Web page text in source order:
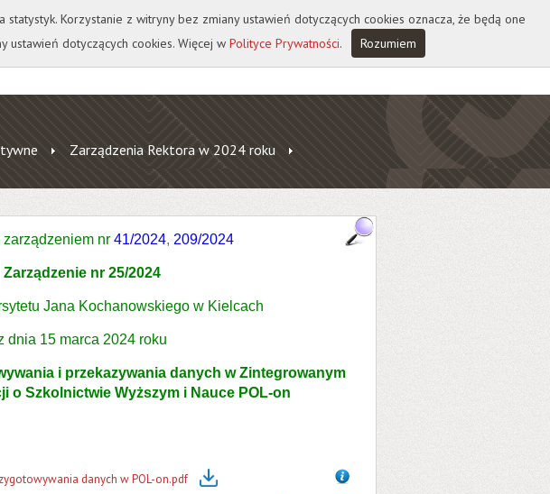
A A A
Zarządzenia Rektora w 2024 roku
nr 41/2024, 209/2024
Zarządzenie nr 25/2024
Jana Kochanowskiego w Kielcach
dnia 15 marca 2024 roku
i przekazywania danych w Zintegrowanym
o Szkolnictwie Wyższym i Nauce POL-on
danych w POL-on.pdf
Korzystanie z witryny bez zmiany ustawień dotyczących cookies oznacza, że będą one
ustawień dotyczących cookies. Więcej w Polityce Prywatności. Rozumiem